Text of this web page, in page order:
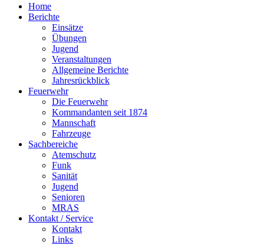
Home
Berichte
Einsätze
Übungen
Jugend
Veranstaltungen
Allgemeine Berichte
Jahresrückblick
Feuerwehr
Die Feuerwehr
Kommandanten seit 1874
Mannschaft
Fahrzeuge
Sachbereiche
Atemschutz
Funk
Sanität
Jugend
Senioren
MRAS
Kontakt / Service
Kontakt
Links